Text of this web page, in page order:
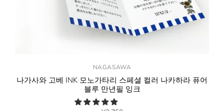
NAGASAWA
나가사와 고베 INK 모노가타리 스페셜 컬러 나카하라 퓨어
블루 만년필 잉크